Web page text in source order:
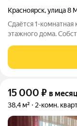
Красноярск,улица 8
Сдаётся 1-
этажного дома.
включены в
детьми, можно с
15 000 ₽ в
38,4 м² 2-комн.